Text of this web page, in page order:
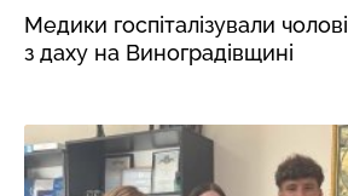
Медики госпіталізували
з даху на Виноградівщині